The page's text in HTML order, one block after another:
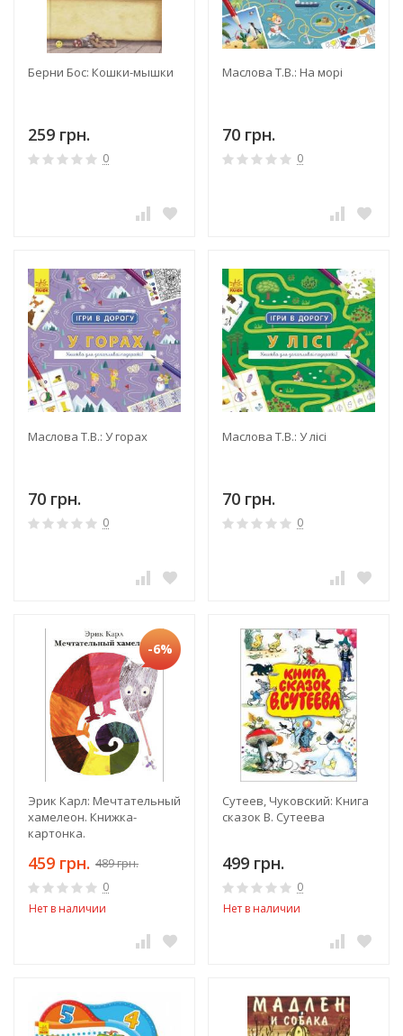
Берни Бос: Кошки-мышки
259 грн.
0
Маслова Т.В.: На морі
70 грн.
0
Маслова Т.В.: У горах
70 грн.
0
Маслова Т.В.: У лісі
70 грн.
0
-6%
Эрик Карл: Мечтательный
хамелеон. Книжка-
картонка.
459 грн. 489 грн.
0
Нет в наличии
Сутеев, Чуковский: Книга
сказок В. Сутеева
499 грн.
0
Нет в наличии